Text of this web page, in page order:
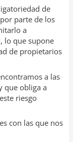
de
parte de los
a
lo que supone
de propietarios
a las
que obliga a
riesgo
con las que nos